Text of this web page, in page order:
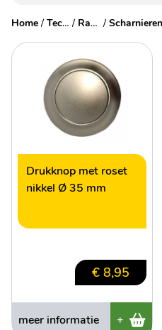
Home / Technische accessoires / Ramen, deuren & luiken /
Drukknop met roset
nikkel Ø 35 mm
€ 8,95
meer informatie +